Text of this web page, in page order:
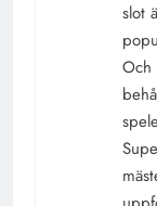
slot
Och